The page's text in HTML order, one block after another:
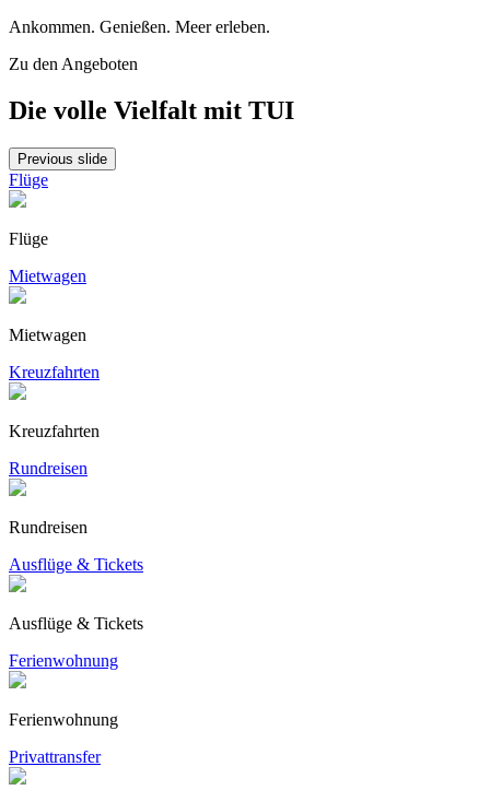
Ankommen. Genießen. Meer erleben.
Zu den Angeboten
Die volle Vielfalt mit TUI
Previous slide
Flüge
Flüge
Mietwagen
Mietwagen
Kreuzfahrten
Kreuzfahrten
Rundreisen
Rundreisen
Ausflüge & Tickets
Ausflüge & Tickets
Ferienwohnung
Ferienwohnung
Privattransfer